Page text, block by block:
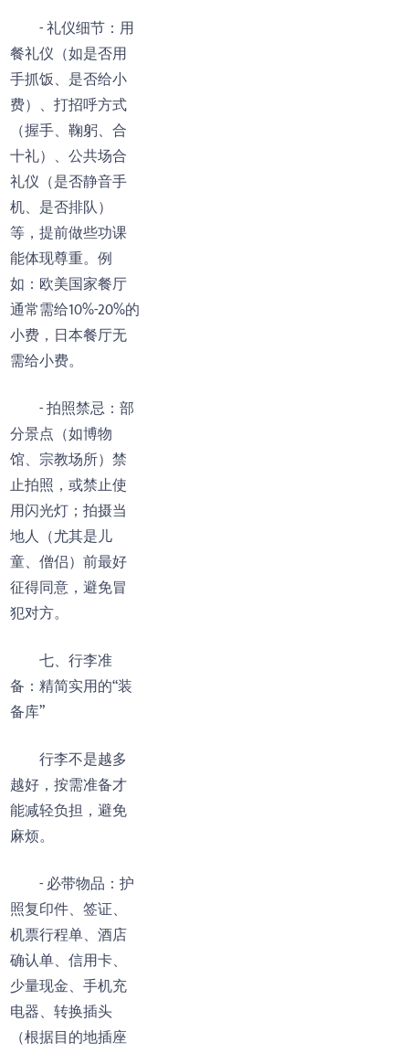
- 礼仪细节：用
餐礼仪（如是否用
手抓饭、是否给小
费）、打招呼方式
（握手、鞠躬、合
十礼）、公共场合
礼仪（是否静音手
机、是否排队）
等，提前做些功课
能体现尊重。例
如：欧美国家餐厅
通常需给10%-20%的
小费，日本餐厅无
需给小费。
- 拍照禁忌：部
分景点（如博物
馆、宗教场所）禁
止拍照，或禁止使
用闪光灯；拍摄当
地人（尤其是儿
童、僧侣）前最好
征得同意，避免冒
犯对方。
七、行李准
备：精简实用的“装
备库”
行李不是越多
越好，按需准备才
能减轻负担，避免
麻烦。
- 必带物品：护
照复印件、签证、
机票行程单、酒店
确认单、信用卡、
少量现金、手机充
电器、转换插头
（根据目的地插座